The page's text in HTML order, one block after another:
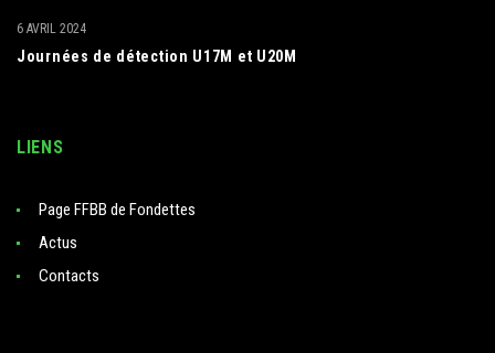
Journées de détection U17M et U20M
6 AVRIL 2024
LIENS
Page FFBB de Fondettes
Actus
Contacts